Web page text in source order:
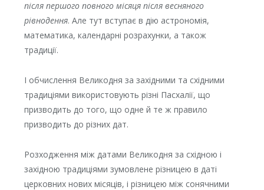
після першого повного місяця після весняного
рівнодення. Але тут вступає в дію астрономія,
математика, календарні розрахунки, а також
традиції.
І обчислення Великодня за західними та східними
традиціями використовують різні Пасхалії, що
призводить до того, що одне й те ж правило
призводить до різних дат.
Розходження між датами Великодня за східною і
західною традиціями зумовлене різницею в даті
церковних нових місяців, і різницею між сонячними